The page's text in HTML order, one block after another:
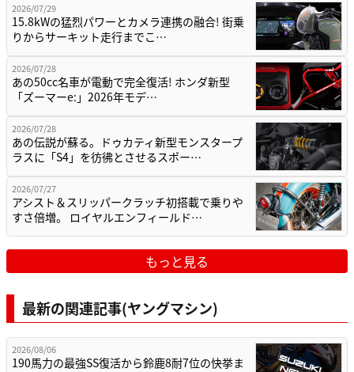
2026/07/29
15.8kWの猛烈パワーとカメラ連携の融合! 街乗
りからサーキット走行までこ…
2026/07/28
あの50cc名車が電動で完全復活! ホンダ新型
「ズーマーe:」2026年モデ…
2026/07/28
あの伝説が蘇る。ドゥカティ新型モンスタープ
ラスに「S4」を彷彿とさせるスポー…
2026/07/27
アシスト＆スリッパークラッチ初搭載で乗りや
すさ倍増。 ロイヤルエンフィールド…
もっと見る
最新の関連記事(ヤングマシン)
2026/08/06
190馬力の最強SS復活から鈴鹿8耐7位の快挙ま